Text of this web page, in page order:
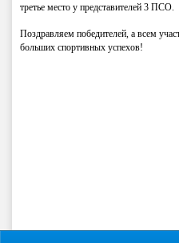
третье место у представителей 3 ПСО.
Поздравляем победителей, а всем
больших спортивных успехов!